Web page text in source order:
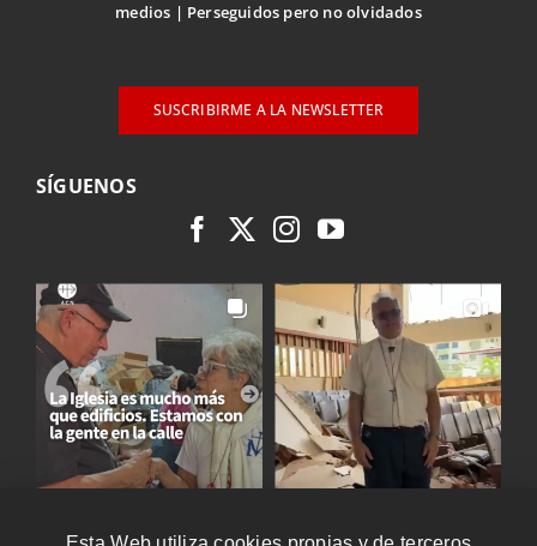
medios
Perseguidos pero no olvidados
SUSCRIBIRME A LA NEWSLETTER
SÍGUENOS